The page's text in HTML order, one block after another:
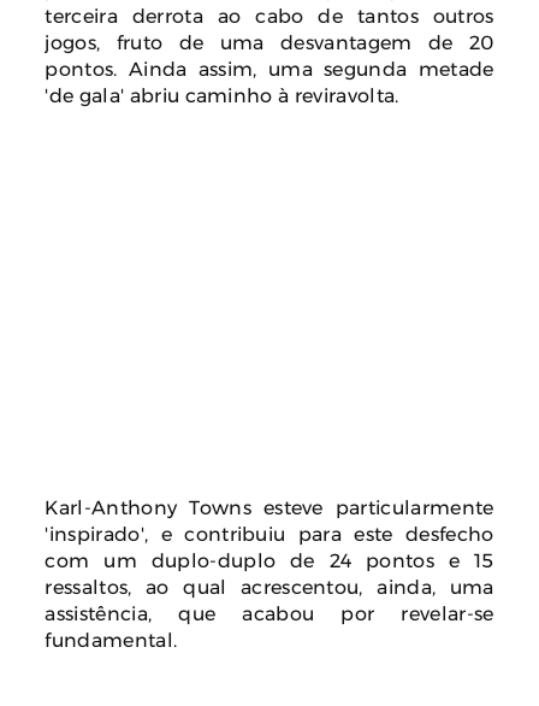
terceira derrota ao cabo de tantos outros
jogos, fruto de uma desvantagem de 20
pontos. Ainda assim, uma segunda metade
'de gala' abriu caminho à reviravolta.
Karl-Anthony Towns esteve particularmente
'inspirado', e contribuiu para este desfecho
com um duplo-duplo de 24 pontos e 15
ressaltos, ao qual acrescentou, ainda, uma
assistência, que acabou por revelar-se
fundamental.